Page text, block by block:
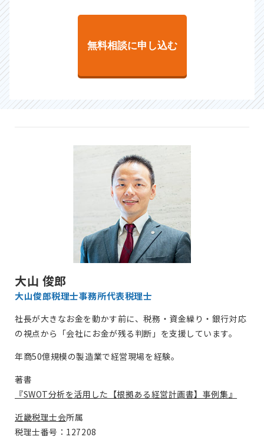
大山 俊郎
大山俊郎税理士事務所代表税理士
社長が大きなお金を動かす前に、税務・資金繰り・銀行対応
の視点から「会社にお金が残る判断」を支援しています。
年商50億規模の製造業で経営現場を経験。
著書
『SWOT分析を活用した【根拠ある経営計画書】事例集』
近畿税理士会所属
税理士番号：127208